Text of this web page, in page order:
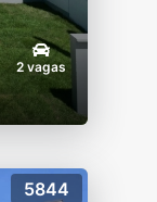
2 vagas
5844